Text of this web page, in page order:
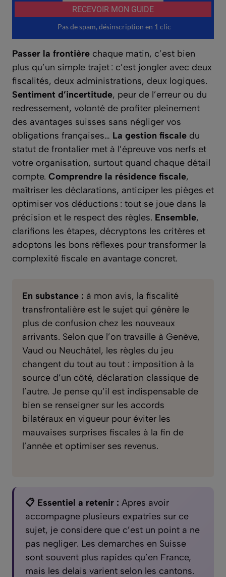
Passer la frontière chaque matin, c’est bien
plus qu’un simple trajet : c’est jongler avec deux
fiscalités, deux administrations, deux logiques.
Sentiment d’incertitude, peur de l’erreur ou du
redressement, volonté de profiter pleinement
des avantages suisses sans négliger vos
obligations françaises… La gestion fiscale du
statut de frontalier met à l’épreuve vos nerfs et
votre organisation, surtout quand chaque détail
compte. Comprendre la résidence fiscale,
maîtriser les déclarations, anticiper les pièges et
optimiser vos déductions : tout se joue dans la
précision et le respect des règles. Ensemble,
clarifions les étapes, décryptons les critères et
adoptons les bons réflexes pour transformer la
complexité fiscale en avantage concret.
En substance : à mon avis, la fiscalité
transfrontalière est le sujet qui génère le
plus de confusion chez les nouveaux
arrivants. Selon que l’on travaille à Genève,
Vaud ou Neuchâtel, les règles du jeu
changent du tout au tout : imposition à la
source d’un côté, déclaration classique de
l’autre. Je pense qu’il est indispensable de
bien se renseigner sur les accords
bilatéraux en vigueur pour éviter les
mauvaises surprises fiscales à la fin de
l’année et optimiser ses revenus.
📋 Essentiel a retenir : Apres avoir
accompagne plusieurs expatries sur ce
sujet, je considere que c’est un point a ne
pas negliger. Les demarches en Suisse
sont souvent plus rapides qu’en France,
mais les delais varient selon les cantons.